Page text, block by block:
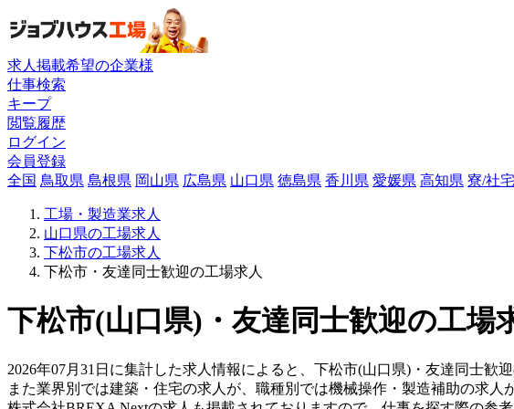
求人掲載希望の企業様
仕事検索
キープ
閲覧履歴
ログイン
会員登録
全国 鳥取県 島根県 岡山県 広島県 山口県 徳島県 香川県 愛媛県 高知県 寮/社
工場・製造業求人
山口県の工場求人
下松市の工場求人
下松市・友達同士歓迎の工場求人
下松市(山口県)・友達同士歓迎の工場
2026年07月31日に集計した求人情報によると、下松市(山口県)・友達同士歓
また業界別では建築・住宅の求人が、職種別では機械操作・製造補助の求人